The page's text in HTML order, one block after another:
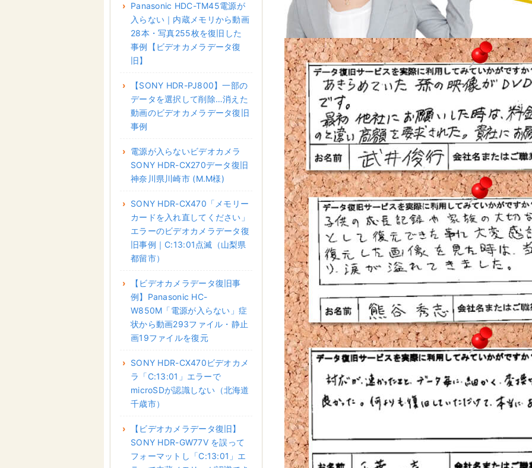
Panasonic HDC-TM45電源が
入らない｜内蔵メモリから動画
28本・写真255枚を復旧した
事例【ビデオカメラデータ復
旧】
【SONY HDR-PJ800】一部の
データを選択して削除…消えた
動画のビデオカメラデータ復旧
事例
電源が入らないビデオカメラ
SONY HDR-CX270データ復旧
神奈川県川崎市 (M.M様)
SONY HDR-CX470「メモリー
カードを入れ直してください」
エラーのビデオカメラデータ復
旧事例｜C:13:01点滅（山梨県
都留市）
【ビデオカメラデータ復旧事
例】Panasonic HC-
W850M「電源が入らない」症
状から動画293ファイル・静止
画19ファイルを復元
SONY HDR-CX470ビデオカメ
ラ「C:13:01」エラーで
microSDが認識しない（北海道
千歳市）
【ビデオカメラデータ復旧】
SONY HDR-GW77V を誤って
フォーマットし「C:13:01」エ